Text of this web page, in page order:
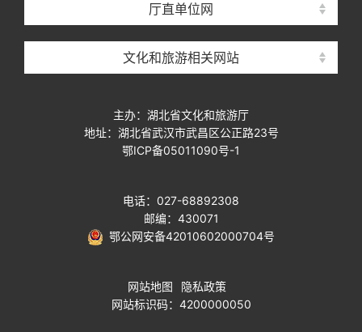
厅直单位网
文化和旅游相关网站
主办：湖北省文化和旅游厅
地址：湖北省武汉市武昌区公正路23号
鄂ICP备05011090号-1
电话：027-68892308
邮编：430071
鄂公网安备42010602000704号
网站地图
隐私政策
网站标识码：4200000050